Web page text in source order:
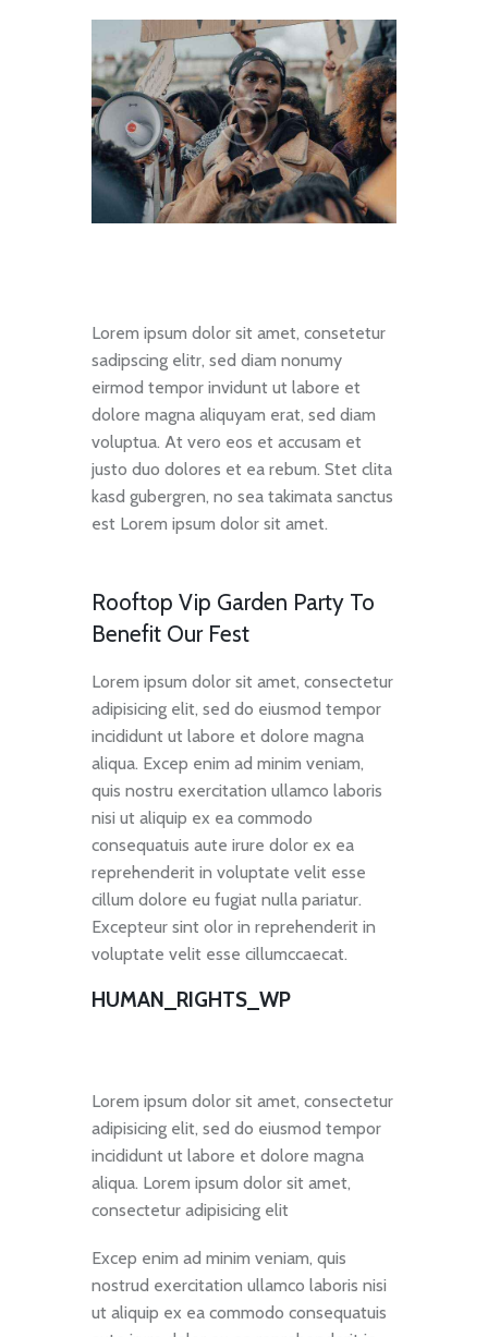
Lorem ipsum dolor sit amet, consetetur
sadipscing elitr, sed diam nonumy
eirmod tempor invidunt ut labore et
dolore magna aliquyam erat, sed diam
voluptua. At vero eos et accusam et
justo duo dolores et ea rebum. Stet clita
kasd gubergren, no sea takimata sanctus
est Lorem ipsum dolor sit amet.
Rooftop Vip Garden Party To
Benefit Our Fest
Lorem ipsum dolor sit amet, consectetur
adipisicing elit, sed do eiusmod tempor
incididunt ut labore et dolore magna
aliqua. Excep enim ad minim veniam,
quis nostru exercitation ullamco laboris
nisi ut aliquip ex ea commodo
consequatuis aute irure dolor ex ea
reprehenderit in voluptate velit esse
cillum dolore eu fugiat nulla pariatur.
Excepteur sint olor in reprehenderit in
voluptate velit esse cillumccaecat.
HUMAN_RIGHTS_WP
Lorem ipsum dolor sit amet, consectetur
adipisicing elit, sed do eiusmod tempor
incididunt ut labore et dolore magna
aliqua. Lorem ipsum dolor sit amet,
consectetur adipisicing elit
Excep enim ad minim veniam, quis
nostrud exercitation ullamco laboris nisi
ut aliquip ex ea commodo consequatuis